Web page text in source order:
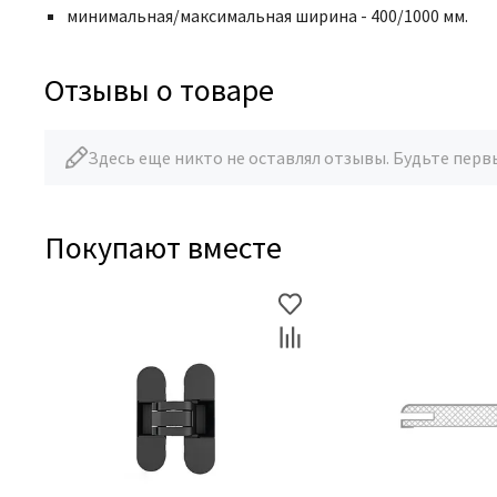
минимальная/максимальная ширина - 400/1000 мм.
Отзывы о товаре
Здесь еще никто не оставлял отзывы. Будьте
Покупают вместе